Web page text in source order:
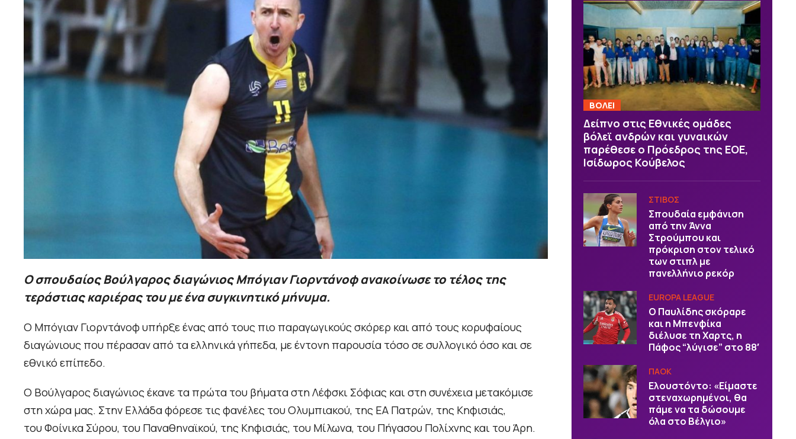
Ο σπουδαίος Βούλγαρος διαγώνιος Μπόγιαν Γιορντάνοφ ανακοίνωσε το τέλος της
τεράστιας καριέρας του με ένα συγκινητικό μήνυμα.
Ο Μπόγιαν Γιορντάνοφ υπήρξε ένας από τους πιο παραγωγικούς σκόρερ και από τους κορυφαίους
διαγώνιους που πέρασαν από τα ελληνικά γήπεδα, με έντονη παρουσία τόσο σε συλλογικό όσο και σε
εθνικό επίπεδο.
Ο Βούλγαρος διαγώνιος έκανε τα πρώτα του βήματα στη Λέφσκι Σόφιας και στη συνέχεια μετακόμισε
στη χώρα μας. Στην Ελλάδα φόρεσε τις φανέλες του Ολυμπιακού, της ΕΑ Πατρών, της Κηφισιάς,
του Φοίνικα Σύρου, του Παναθηναϊκού, της Κηφισιάς, του Μίλωνα, του Πήγασου Πολίχνης και του Άρη.
ΒOΛΕΙ
Δείπνο στις Εθνικές ομάδες
βόλεϊ ανδρών και γυναικών
παρέθεσε ο Πρόεδρος της ΕΟΕ,
Ισίδωρος Κούβελος
ΣΤΙΒΟΣ
Σπουδαία εμφάνιση
από την Άννα
Στρούμπου και
πρόκριση στον τελικό
των στιπλ με
πανελλήνιο ρεκόρ
EUROPA LEAGUE
Ο Παυλίδης σκόραρε
και η Μπενφίκα
διέλυσε τη Χαρτς, η
Πάφος “λύγισε” στο 88′
ΠΑΟΚ
Ελουστόντο: «Είμαστε
στεναχωρημένοι, θα
πάμε να τα δώσουμε
όλα στο Βέλγιο»